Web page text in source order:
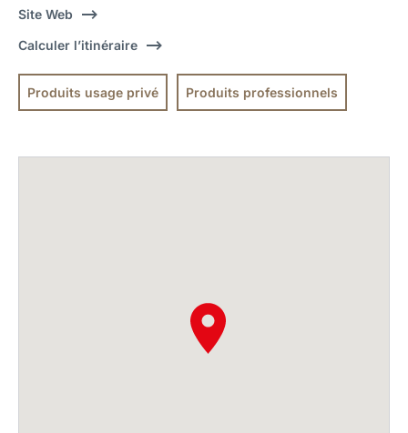
Site Web
Calculer l’itinéraire
Produits usage privé Produits professionnels